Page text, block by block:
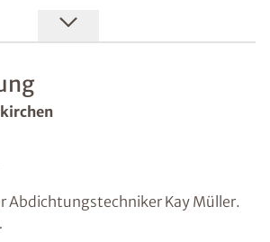
Keller komplett abgedichtet und
im Haus wurden bearbeitet.
mehr hochsteigen kann.
umfangreich und natürlich auch
Es gab während der Arbeiten viel
kaum vermeiden lässt.
auch die Beratung durch Chris
Sachverständiger für Bau- und
Abdichtungstechniker Kay Müller.